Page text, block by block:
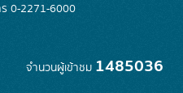
0-2271-6000
จำนวนผู้เข้าชม 1485036